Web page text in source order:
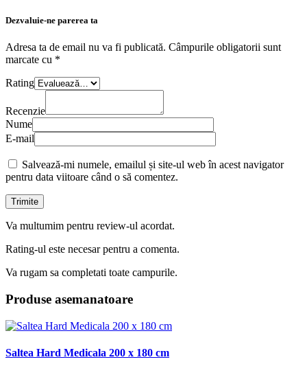
Dezvaluie-ne parerea ta
Adresa ta de email nu va fi publicată. Câmpurile obligatorii sunt
marcate cu *
Rating
Recenzie
Nume
E-mail
Salvează-mi numele, emailul și site-ul web în acest navigator
pentru data viitoare când o să comentez.
Va multumim pentru review-ul acordat.
Rating-ul este necesar pentru a comenta.
Va rugam sa completati toate campurile.
Produse asemanatoare
Saltea Hard Medicala 200 x 180 cm